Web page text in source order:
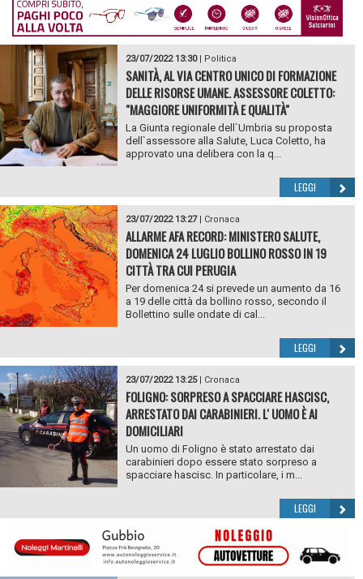
23/07/2022 13:30| Politica
SANITÀ, AL VIA CENTRO UNICO DI FORMAZIONE
DELLE RISORSE UMANE. ASSESSORE COLETTO:
"MAGGIORE UNIFORMITÀ E QUALITÀ"
La Giunta regionale dell`Umbria su proposta
dell`assessore alla Salute, Luca Coletto, ha
approvato una delibera con la q...
LEGGI
23/07/2022 13:27| Cronaca
ALLARME AFA RECORD: MINISTERO SALUTE,
DOMENICA 24 LUGLIO BOLLINO ROSSO IN 19
CITTÀ TRA CUI PERUGIA
Per domenica 24 si prevede un aumento da 16
a 19 delle città da bollino rosso, secondo il
Bollettino sulle ondate di cal...
LEGGI
23/07/2022 13:25| Cronaca
FOLIGNO: SORPRESO A SPACCIARE HASCISC,
ARRESTATO DAI CARABINIERI. L' UOMO È AI
DOMICILIARI
Un uomo di Foligno è stato arrestato dai
carabinieri dopo essere stato sorpreso a
spacciare hascisc. In particolare, i m...
LEGGI